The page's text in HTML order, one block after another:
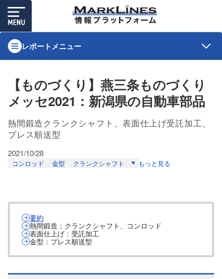
レポートメニュー
【ものづくり】燕三条ものづくり
メッセ2021：新潟県の自動車部品
熱間鍛造クランクシャフト、表面仕上げ受託加工、
プレス順送型
2021/10/28
コンロッド 金型 クランクシャフト もっと見る
要約
熱間鍛造：クランクシャフト、コンロッド
表面仕上げ：受託加工
金型：プレス順送型